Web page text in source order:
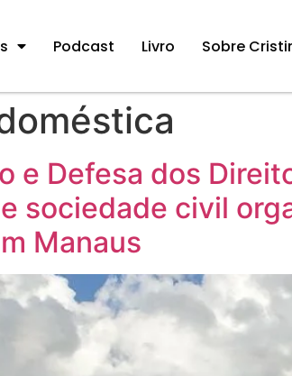
Podcast Livro Sobre
e Defesa dos
sociedade civil
Manaus